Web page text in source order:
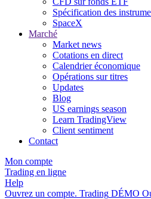
Spécification des
SpaceX
Marché
Market news
Cotations en direct
Calendrier économique
Opérations sur titres
Updates
Blog
US earnings season
Learn TradingView
Client sentiment
Contact
Mon compte
Trading en ligne
Help
Ouvrez un compte. Trading DÉMO